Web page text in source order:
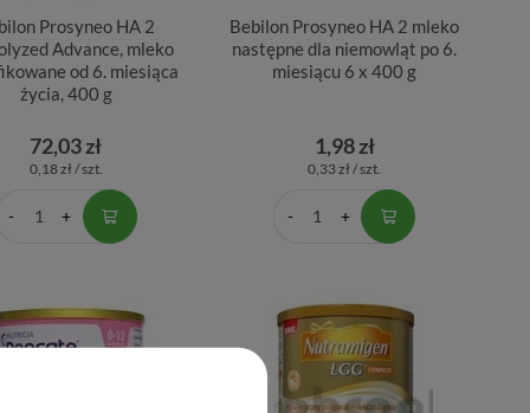
Prosyneo HA 2
Advance, mleko
od 6. miesiąca
życia, 400 g
72,03 zł
0,18 zł / szt.
Bebilon Prosyneo HA 2 mleko
następne dla niemowląt po 6.
miesiącu 6 x 400 g
1,98 zł
0,33 zł / szt.